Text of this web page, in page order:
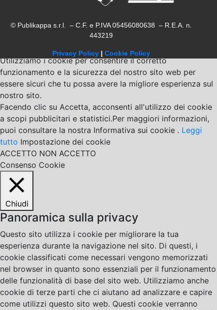
© Publikappa s.r.l. – C.F. e P.IVA 05456080638 – R.E.A. n.
443219
Privacy Policy | Cookie Policy
Utilizziamo i cookie per consentire il corretto
funzionamento e la sicurezza del nostro sito web per
essere sicuri che tu possa avere la migliore esperienza sul
nostro sito.
Facendo clic su Accetta, acconsenti all'utilizzo dei cookie
a scopi pubblicitari e statistici.Per maggiori informazioni,
puoi consultare la nostra Informativa sui cookie . Leggi
tutto Impostazione dei cookie
ACCETTO NON ACCETTO
Consenso Cookie
Chiudi
Panoramica sulla privacy
Questo sito utilizza i cookie per migliorare la tua
esperienza durante la navigazione nel sito. Di questi, i
cookie classificati come necessari vengono memorizzati
nel browser in quanto sono essenziali per il funzionamento
delle funzionalità di base del sito web. Utilizziamo anche
cookie di terze parti che ci aiutano ad analizzare e capire
come utilizzi questo sito web. Questi cookie verranno